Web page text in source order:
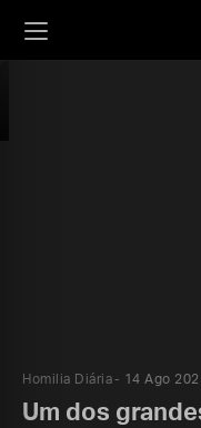
Homilia Diária 14 Ago
Um dos